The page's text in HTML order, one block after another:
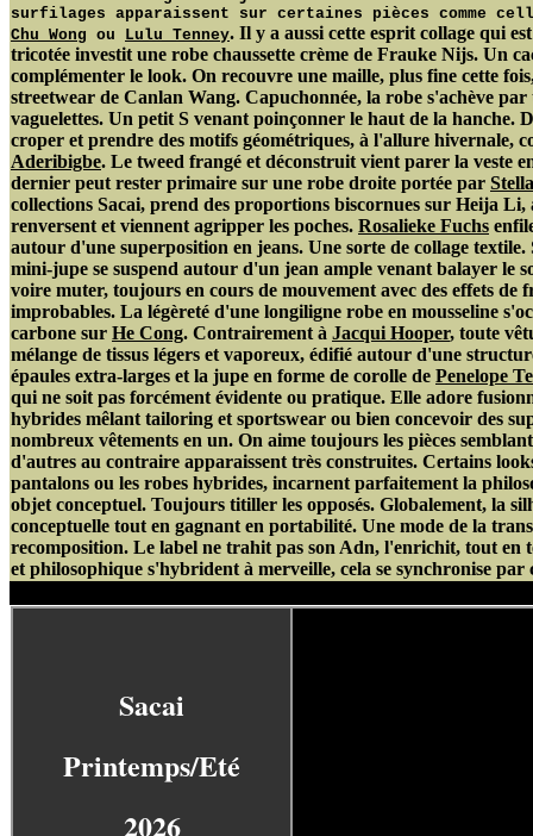
surfilages apparaissent sur certaines pièces comme
Chu Wong ou Lulu Tenney. Il y a aussi cette esprit collage qui
tricotée investit une robe chaussette crème de Frauke Nijs. Un
complémenter le look. On recouvre une maille, plus fine cette
streetwear de Canlan Wang. Capuchonnée, la robe s'achève par
vaguelettes. Un petit S venant poinçonner le haut de la hanche.
croper et prendre des motifs géométriques, à l'allure hivernale,
Aderibigbe. Le tweed frangé et déconstruit vient parer la veste
dernier peut rester primaire sur une robe droite portée par
collections Sacai, prend des proportions biscornues sur Heija Li,
renversent et viennent agripper les poches. Rosalieke Fuchs
autour d'une superposition en jeans. Une sorte de collage
mini-jupe se suspend autour d'un jean ample venant balayer le
voire muter, toujours en cours de mouvement avec des effets de
improbables. La légèreté d'une longiligne robe en mousseline
carbone sur He Cong. Contrairement à Jacqui Hooper, toute
mélange de tissus légers et vaporeux, édifié autour d'une
épaules extra-larges et la jupe en forme de corolle de Penelope
qui ne soit pas forcément évidente ou pratique. Elle adore
hybrides mêlant tailoring et sportswear ou bien concevoir des
nombreux vêtements en un. On aime toujours les pièces
d'autres au contraire apparaissent très construites. Certains
pantalons ou les robes hybrides, incarnent parfaitement la
objet conceptuel. Toujours titiller les opposés. Globalement, la
conceptuelle tout en gagnant en portabilité. Une mode de la
recomposition. Le label ne trahit pas son Adn, l'enrichit, tout en
et philosophique s'hybrident à merveille, cela se synchronise par
Sacai
Printemps/Eté
2026